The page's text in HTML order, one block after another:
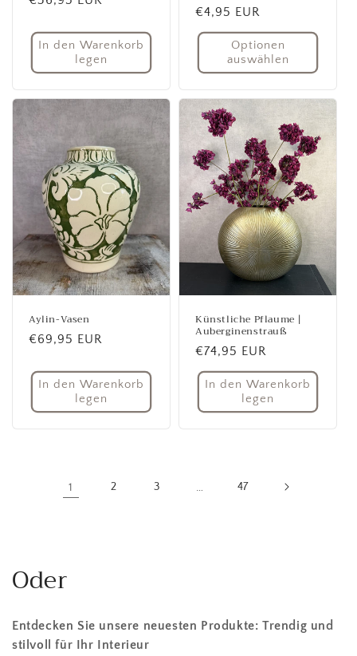
In den Warenkorb
legen
Normaler
Preis
€4,95 EUR
Optionen
auswählen
Aylin-Vasen
Normaler
€69,95 EUR
In den Warenkorb
legen
Künstliche Pflaume |
Auberginenstrauß
Normaler
Preis
€74,95 EUR
In den Warenkorb
legen
1 2 3 … 47
Oder
Entdecken Sie unsere neuesten Produkte: Trendig und
stilvoll für Ihr Interieur